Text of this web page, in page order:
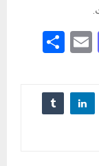
M
st
o
E
ail
ar
e